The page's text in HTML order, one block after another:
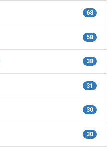
68
58
38
31
30
30